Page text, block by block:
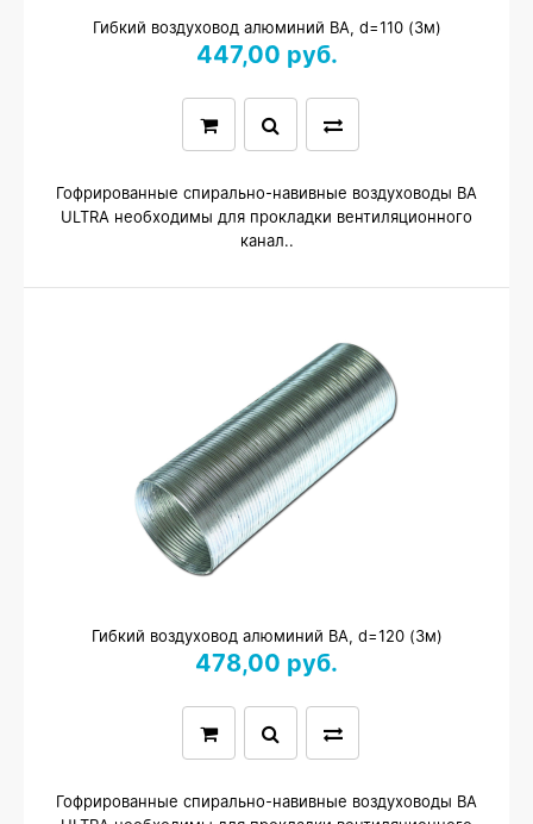
Гибкий воздуховод алюминий ВА, d=110 (3м)
447,00 руб.
Гофрированные спирально-навивные воздуховоды ВА
ULTRA необходимы для прокладки вентиляционного
канал..
Гибкий воздуховод алюминий ВА, d=120 (3м)
478,00 руб.
Гофрированные спирально-навивные воздуховоды ВА